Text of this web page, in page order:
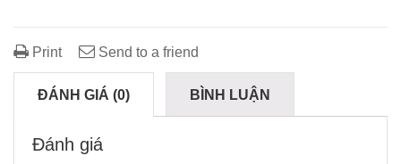
Print Send to a friend
ĐÁNH GIÁ (0) BÌNH LUẬN
Đánh giá